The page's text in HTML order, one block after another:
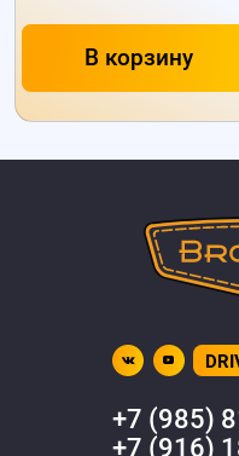
В корзину
+7 (985)
+7 (916)